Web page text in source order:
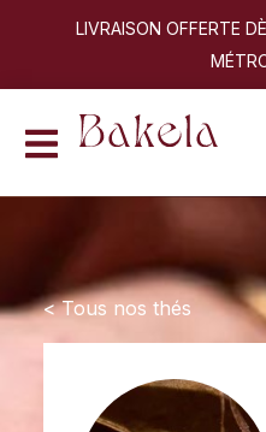
LIVRAISON OFFERTE
< Tous nos thés